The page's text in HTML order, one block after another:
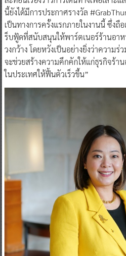
ประเทศไทย และ Fooditude Art
สะท้อนเรื่องราวการเดินทางเพื่อเสาะ
นี้ยังได้มีการประกาศรางวัล
เป็นทางการครั้งแรกภายในงานนี้ ซึ่งถื
ร็บฟู้ดที่สนับสนุนให้พาร์ตเนอร์ร้านอา
วงกว้าง โดยหวังเป็นอย่างยิ่งว่าความร่
ในประเทศให้ฟื้นตัวเร็วขึ้น”